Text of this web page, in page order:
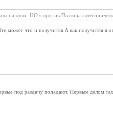
на днях. НО я против Платона
что и получится.А как получится я
под раздачу попадают. Первым делом